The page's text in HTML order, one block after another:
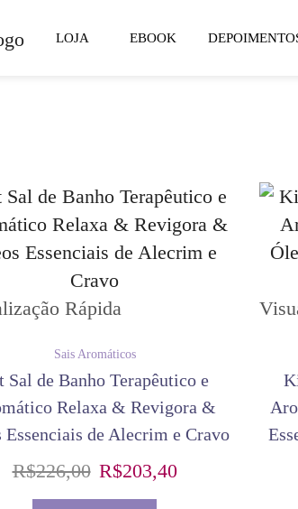
LOJA EBOOK
Rápida
Sais Aromáticos
Sal de Banho Terapêutico e
Relaxa & Revigora &
Essenciais de Alecrim e Cravo
R$226,00 R$203,40